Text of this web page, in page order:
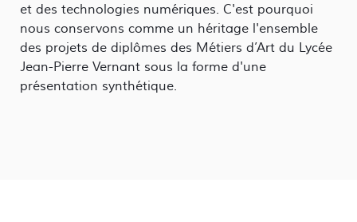
et des technologies numériques. C'est pourquoi
nous conservons comme un héritage l'ensemble
des projets de diplômes des Métiers d’Art du Lycée
Jean-Pierre Vernant sous la forme d'une
présentation synthétique.